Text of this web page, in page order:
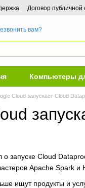
Договор
вам?
Компьютеры
Cloud запускает Cloud
запуске Cloud
Apache Spark и
ищут продукты и